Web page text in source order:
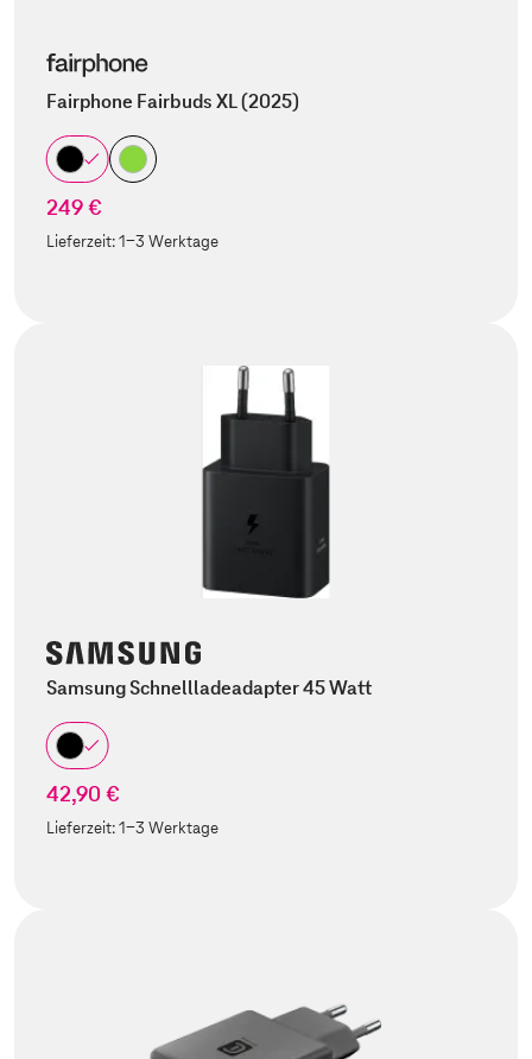
Fairphone Fairbuds XL (2025)
249 €
Lieferzeit:1-3 Werktage
Samsung Schnellladeadapter 45 Watt
42,90 €
Lieferzeit:1-3 Werktage